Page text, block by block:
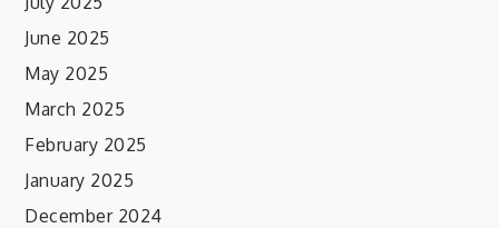
June 2025
May 2025
March 2025
February 2025
January 2025
December 2024